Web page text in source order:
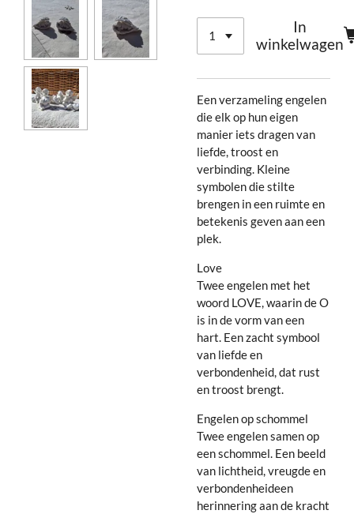
In
winkelwagen
Een verzameling engelen
die elk op hun eigen
manier iets dragen van
liefde, troost en
verbinding. Kleine
symbolen die stilte
brengen in een ruimte en
betekenis geven aan een
plek.
Love
Twee engelen met het
woord LOVE, waarin de O
is in de vorm van een
hart. Een zacht symbool
van liefde en
verbondenheid, dat rust
en troost brengt.
Engelen op schommel
Twee engelen samen op
een schommel. Een beeld
van lichtheid, vreugde en
verbondenheideen
herinnering aan de kracht